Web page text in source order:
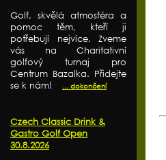
Golf, skvělá atmosféra a
pomoc těm, kteří ji
potřebují nejvíce. Zveme
vás na Charitativní
golfový turnaj pro
Centrum Bazalka. Přidejte
se k nám!
... dokončení
Czech Classic Drink &
Gastro Golf Open
30.8.2026